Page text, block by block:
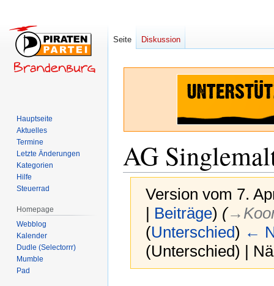
AG
Version vom 7.
| Beiträge) (
(Unterschied) ←
(Unterschied) |
Seite Diskussion
Hauptseite
Aktuelles
Termine
Letzte Änderungen
Kategorien
Hilfe
Steuerrad
Homepage
Webblog
Kalender
Dudle (Selectorrr)
Mumble
Pad